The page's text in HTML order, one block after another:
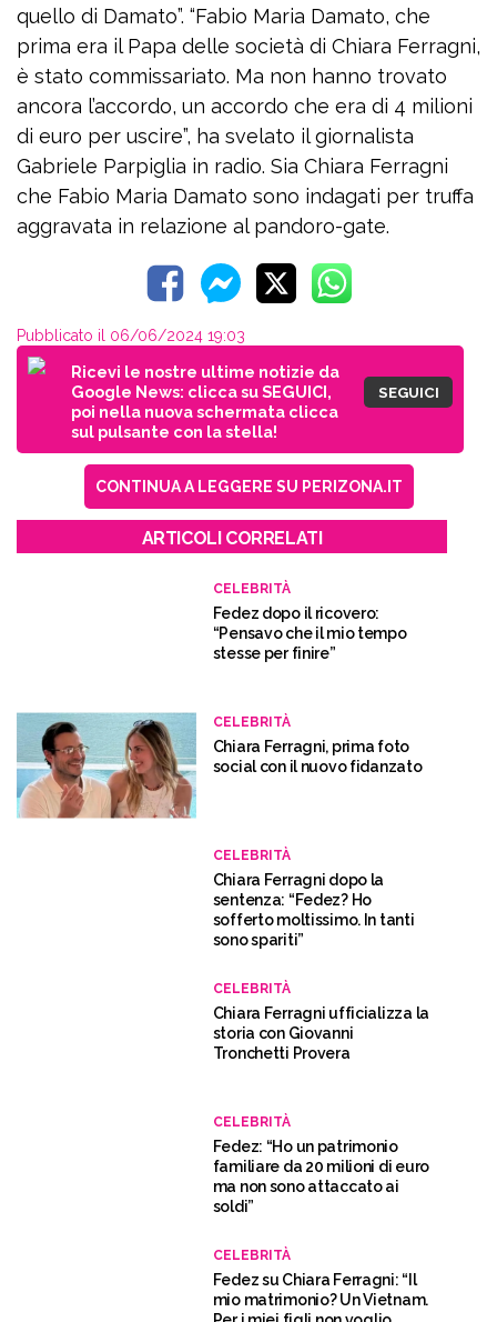
quello di Damato”. “Fabio Maria Damato, che
prima era il Papa delle società di Chiara Ferragni,
è stato commissariato. Ma non hanno trovato
ancora l’accordo, un accordo che era di 4 milioni
di euro per uscire”, ha svelato il giornalista
Gabriele Parpiglia in radio. Sia Chiara Ferragni
che Fabio Maria Damato sono indagati per truffa
aggravata in relazione al pandoro-gate.
Pubblicato il 06/06/2024 19:03
Ricevi le nostre ultime notizie da
Google News: clicca su SEGUICI,
poi nella nuova schermata clicca
sul pulsante con la stella!
SEGUICI
CONTINUA A LEGGERE SU PERIZONA.IT
ARTICOLI CORRELATI
CELEBRITÀ
Fedez dopo il ricovero:
“Pensavo che il mio tempo
stesse per finire”
CELEBRITÀ
Chiara Ferragni, prima foto
social con il nuovo fidanzato
CELEBRITÀ
Chiara Ferragni dopo la
sentenza: “Fedez? Ho
sofferto moltissimo. In tanti
sono spariti”
CELEBRITÀ
Chiara Ferragni ufficializza la
storia con Giovanni
Tronchetti Provera
CELEBRITÀ
Fedez: “Ho un patrimonio
familiare da 20 milioni di euro
ma non sono attaccato ai
soldi”
CELEBRITÀ
Fedez su Chiara Ferragni: “Il
mio matrimonio? Un Vietnam.